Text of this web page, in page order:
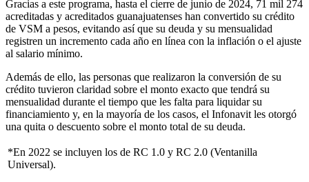
Gracias a este programa, hasta el cierre de junio de 2024, 71 mil 274
acreditadas y acreditados guanajuatenses han convertido su crédito
de VSM a pesos, evitando así que su deuda y su mensualidad
registren un incremento cada año en línea con la inflación o el ajuste
al salario mínimo.
Además de ello, las personas que realizaron la conversión de su
crédito tuvieron claridad sobre el monto exacto que tendrá su
mensualidad durante el tiempo que les falta para liquidar su
financiamiento y, en la mayoría de los casos, el Infonavit les otorgó
una quita o descuento sobre el monto total de su deuda.
*En 2022 se incluyen los de RC 1.0 y RC 2.0 (Ventanilla
Universal).